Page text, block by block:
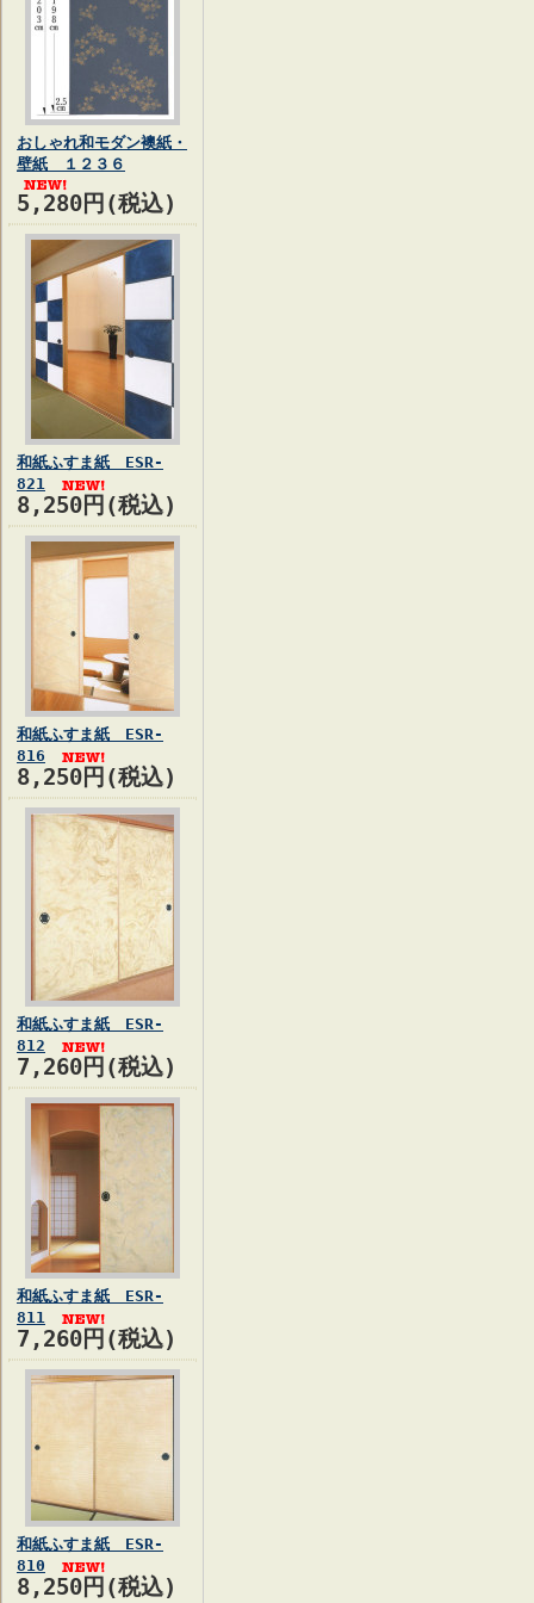
おしゃれ和モダン襖紙・
壁紙 １２３６
5,280円(税込)
和紙ふすま紙 ESR-
821
8,250円(税込)
和紙ふすま紙 ESR-
816
8,250円(税込)
和紙ふすま紙 ESR-
812
7,260円(税込)
和紙ふすま紙 ESR-
811
7,260円(税込)
和紙ふすま紙 ESR-
810
8,250円(税込)